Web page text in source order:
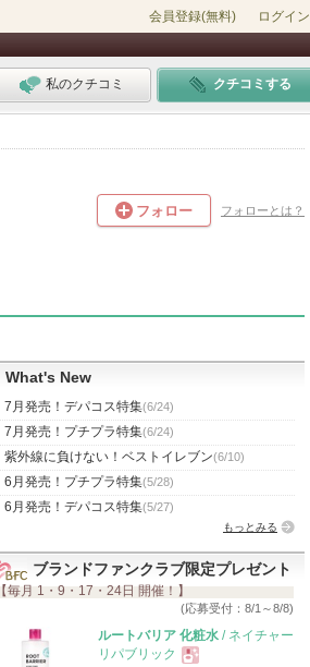
会員登録(無料) ログイン
私のクチコミ クチコミする
フォロー フォローとは？
What's New
7月発売！デパコス特集(6/24)
7月発売！プチプラ特集(6/24)
紫外線に負けない！ベストイレブン(6/10)
6月発売！プチプラ特集(5/28)
6月発売！デパコス特集(5/27)
もっとみる
ブランドファンクラブ限定プレゼント
【毎月 1・9・17・24日 開催！】
(応募受付：8/1～8/8)
ルートバリア 化粧水 / ネイチャー
リパブリック